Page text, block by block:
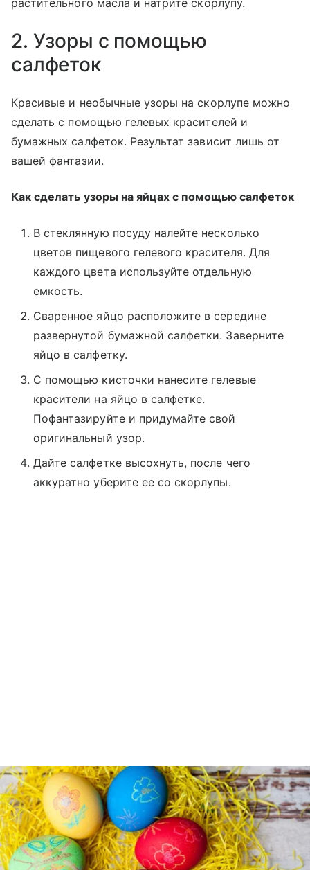
растительного масла и натрите скорлупу.
2. Узоры с помощью
салфеток
Красивые и необычные узоры на скорлупе можно
сделать с помощью гелевых красителей и
бумажных салфеток. Результат зависит лишь от
вашей фантазии.
Как сделать узоры на яйцах с помощью салфеток
В стеклянную посуду налейте несколько
цветов пищевого гелевого красителя. Для
каждого цвета используйте отдельную
емкость.
Сваренное яйцо расположите в середине
развернутой бумажной салфетки. Заверните
яйцо в салфетку.
С помощью кисточки нанесите гелевые
красители на яйцо в салфетке.
Пофантазируйте и придумайте свой
оригинальный узор.
Дайте салфетке высохнуть, после чего
аккуратно уберите ее со скорлупы.